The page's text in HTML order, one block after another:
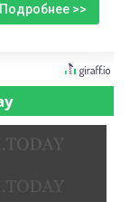
Подробнее >>